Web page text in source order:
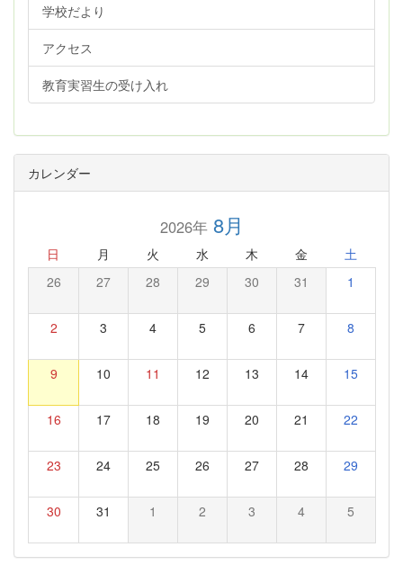
学校だより
アクセス
教育実習生の受け入れ
カレンダー
2026年8月
日 月 火 水 木 金 土
26 27 28 29 30 31 1
2 3 4 5 6 7 8
9 10 11 12 13 14 15
16 17 18 19 20 21 22
23 24 25 26 27 28 29
30 31 1 2 3 4 5